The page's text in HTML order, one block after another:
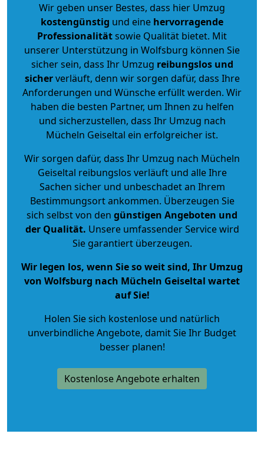
Wir geben unser Bestes, dass hier Umzug
kostengünstig und eine hervorragende
Professionalitätsowie Qualität bietet. Mit
unserer Unterstützung in Wolfsburg können Sie
sicher sein, dass Ihr Umzug reibungslos und
sicherverläuft, denn wir sorgen dafür, dass Ihre
Anforderungen und Wünsche erfüllt werden. Wir
haben die besten Partner, um Ihnen zu helfen
und sicherzustellen, dass Ihr Umzug nach
Mücheln Geiseltal ein erfolgreicher ist.
Wir sorgen dafür, dass Ihr Umzug nach Mücheln
Geiseltal reibungslos verläuft und alle Ihre
Sachen sicher und unbeschadet an Ihrem
Bestimmungsort ankommen. Überzeugen Sie
sich selbst von den günstigen Angeboten und
der Qualität. Unsere umfassender Service wird
Sie garantiert überzeugen.
Wir legen los, wenn Sie so weit sind, Ihr Umzug
von Wolfsburg nach Mücheln Geiseltal wartet
auf Sie!
Holen Sie sich kostenlose und natürlich
unverbindliche Angebote, damit Sie Ihr Budget
besser planen!
Kostenlose Angebote erhalten